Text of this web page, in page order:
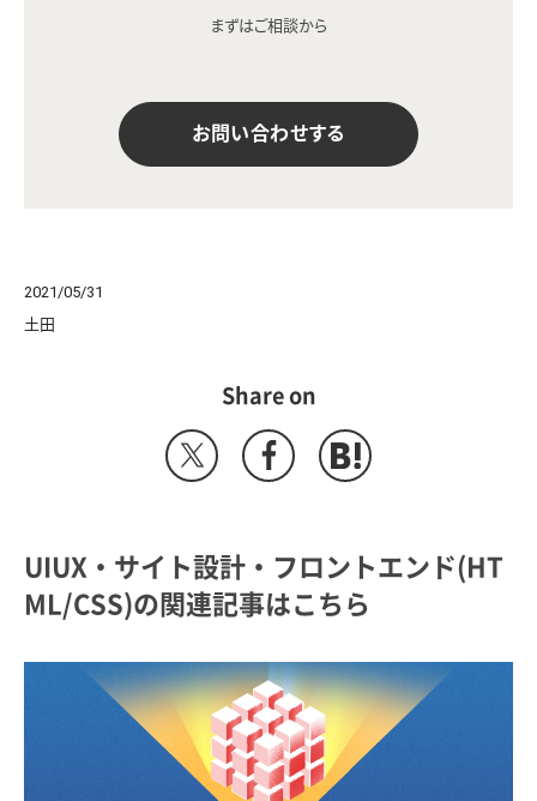
まずはご相談から
お問い合わせする
2021/05/31
土田
Share on
UIUX・サイト設計・フロントエンド(HT
ML/CSS)の関連記事はこちら